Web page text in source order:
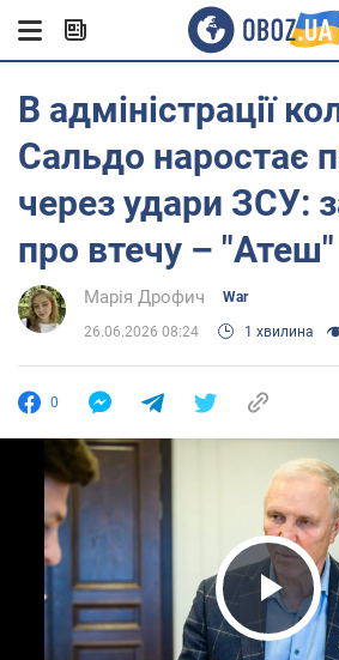
В адміністрації
Сальдо наростає
через удари ЗСУ:
про втечу – "Атеш"
Марія Дрофич War
26.06.2026 08:24 1 хвилина
0
Play